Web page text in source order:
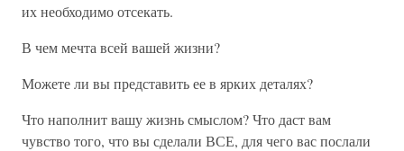
их необходимо отсекать.
В чем мечта всей вашей жизни?
Можете ли вы представить ее в ярких деталях?
Что наполнит вашу жизнь смыслом? Что даст вам
чувство того, что вы сделали ВСЕ, для чего вас послали